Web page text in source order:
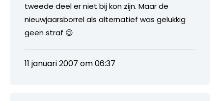
tweede deel er niet bij kon zijn. Maar de
nieuwjaarsborrel als alternatief was gelukkig
geen straf 😉
11 januari 2007 om 06:37